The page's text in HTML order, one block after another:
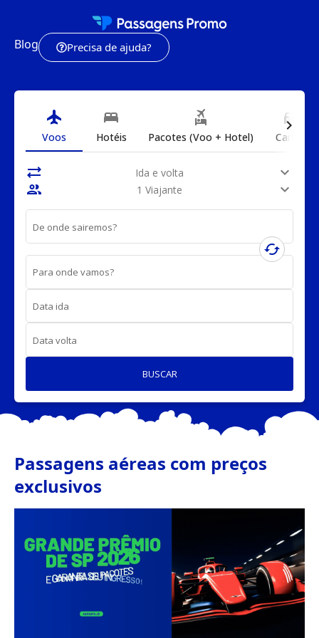
Blog Precisa de ajuda?
flight
Voos
bed
Hotéis
flights_and_hotels
Pacotes (Voo + Hotel)
directions_car
Carros
sync_alt Ida e volta
expand_more
people
1 Viajante expand_more
De onde sairemos?
cached
Para onde vamos?
Data ida
Data volta
BUSCAR
chevron_right
Passagens aéreas com preços
exclusivos